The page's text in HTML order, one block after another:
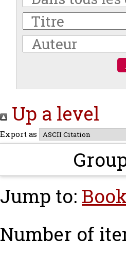
Up a level
Export as
Jump to:
Number of